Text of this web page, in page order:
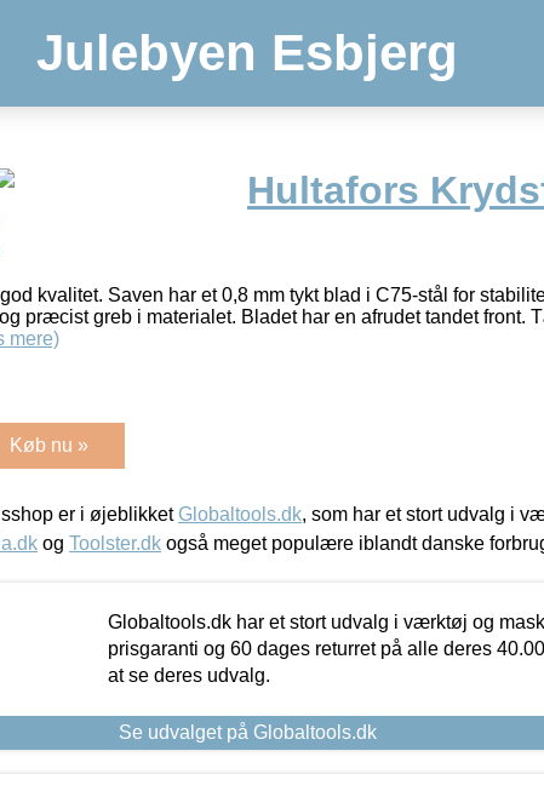
Julebyen Esbjerg
Hultafors
kvalitet. Saven har et 0,8 mm tykt blad i C75-stål for
præcist greb i materialet. Bladet har en afrudet tandet front.
mere)
Køb nu »
er i øjeblikket Globaltools.dk, som har et stort udvalg i
og Toolster.dk også meget populære iblandt danske
Globaltools.dk har et stort udvalg i værktøj og
prisgaranti og 60 dages returret på alle deres
at se deres udvalg.
Se udvalget på Globaltools.dk